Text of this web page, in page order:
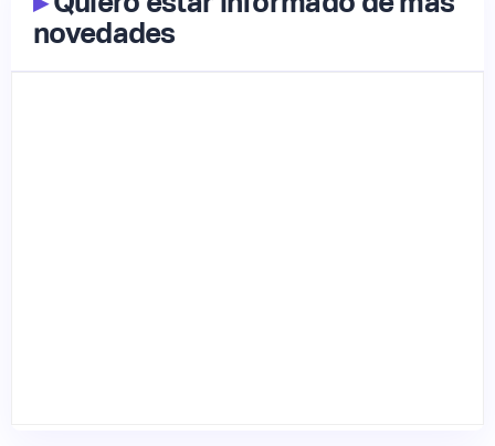
novedades